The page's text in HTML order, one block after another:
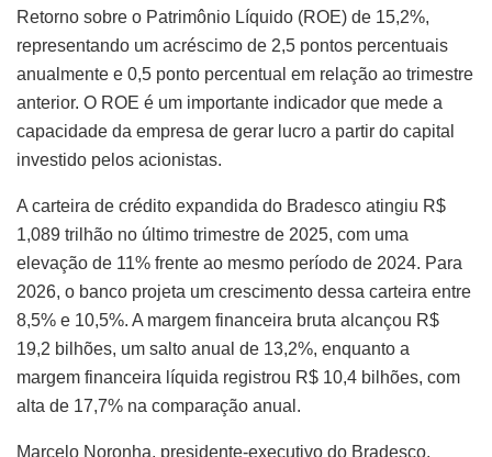
Retorno sobre o Patrimônio Líquido (ROE) de 15,2%,
representando um acréscimo de 2,5 pontos percentuais
anualmente e 0,5 ponto percentual em relação ao trimestre
anterior. O ROE é um importante indicador que mede a
capacidade da empresa de gerar lucro a partir do capital
investido pelos acionistas.
A carteira de crédito expandida do Bradesco atingiu R$
1,089 trilhão no último trimestre de 2025, com uma
elevação de 11% frente ao mesmo período de 2024. Para
2026, o banco projeta um crescimento dessa carteira entre
8,5% e 10,5%. A margem financeira bruta alcançou R$
19,2 bilhões, um salto anual de 13,2%, enquanto a
margem financeira líquida registrou R$ 10,4 bilhões, com
alta de 17,7% na comparação anual.
Marcelo Noronha, presidente-executivo do Bradesco,